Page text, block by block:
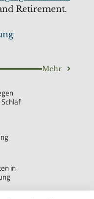
Retirement.
Mehr
in